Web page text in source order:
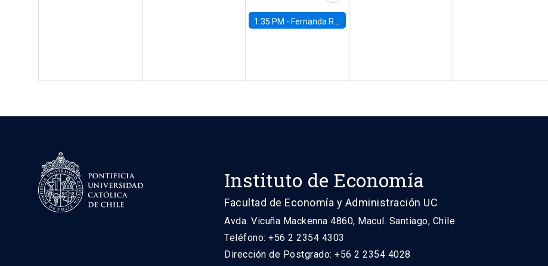
1:35 PM - Fernanda Rojas Ampuero, University of Wisconsin-Madison
Instituto de Economía
Facultad de Economía y Administración UC
Avda. Vicuña Mackenna 4860, Macul. Santiago, Chile
Teléfono: +56 2 2354 4303
Dirección de Postgrado: +56 2 2354 4028